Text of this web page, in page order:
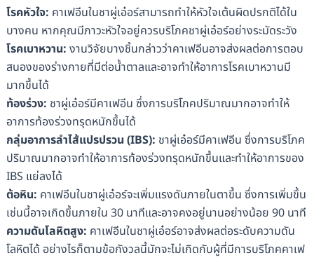
โรคหัวใจ: คาเฟอีนในชาผู่เอ๋อร์สามารถทำให้หัวใจเต้นผิดปรกติได้ใน
บางคน หากคุณมีภาวะหัวใจอยู่ควรบริโภคชาผู่เอ๋อร์อย่างระมัดระวัง
โรคเบาหวาน: งานวิจัยบางชิ้นกล่าวว่าคาเฟอีนอาจส่งผลต่อการตอบ
สนองของร่างกายที่มีต่อน้ำตาลและอาจทำให้อาการโรคเบาหวานมี
มากขึ้นได้
ท้องร่วง: ชาผู่เอ๋อร์มีคาเฟอีน ซึ่งการบริโภคปริมาณมากอาจทำให้
อาการท้องร่วงทรุดหนักขึ้นได้
กลุ่มอาการลำไส้แปรปรวน (IBS): ชาผู่เอ๋อร์มีคาเฟอีน ซึ่งการบริโภค
ปริมาณมากอาจทำให้อาการท้องร่วงทรุดหนักขึ้นและทำให้อาการของ
IBS แย่ลงได้
ต้อหิน: คาเฟอีนในชาผู่เอ๋อร์จะเพิ่มแรงดันภายในตาขึ้น ซึ่งการเพิ่มขึ้น
เช่นนี้อาจเกิดขึ้นภายใน 30 นาทีและอาจคงอยู่นานอย่างน้อย 90 นาที
ความดันโลหิตสูง: คาเฟอีนในชาผู่เอ๋อร์อาจส่งผลต่อระดับความดัน
โลหิตได้ อย่างไรก็ตามข้อกังวลนี้มักจะไม่เกิดกับผู้ที่มีการบริโภคคาเฟ